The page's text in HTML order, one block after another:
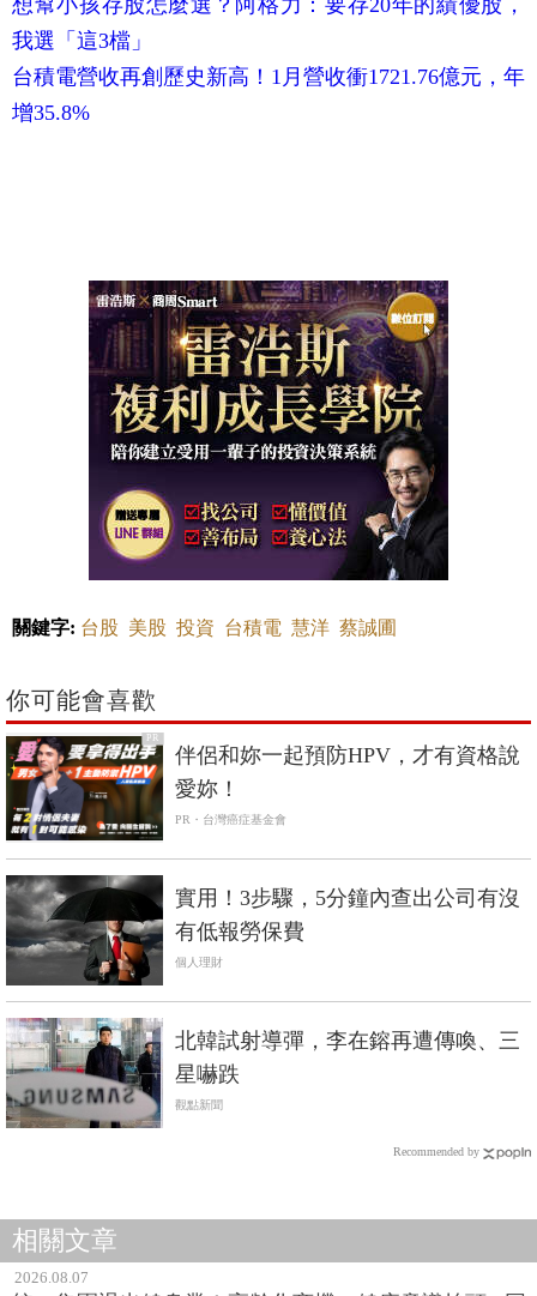
想幫小孩存股怎麼選？阿格力：要存20年的績優股，
我選「這3檔」
台積電營收再創歷史新高！1月營收衝1721.76億元，年
增35.8%
關鍵字: 台股 美股 投資 台積電 慧洋 蔡誠圃
你可能會喜歡
PR
伴侶和妳一起預防HPV，才有資格說
愛妳！
PR・台灣癌症基金會
實用！3步驟，5分鐘內查出公司有沒
有低報勞保費
個人理財
北韓試射導彈，李在鎔再遭傳喚、三
星嚇跌
觀點新聞
Recommended by
相關文章
2026.08.07